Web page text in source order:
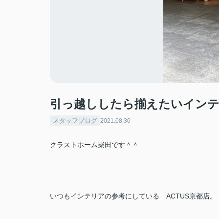
引っ越ししたら揃えたいイン
スタッフブログ 2021.08.30
クラストホーム柴田です＾＾
いつもインテリアの参考にしている ACTUS京都店。